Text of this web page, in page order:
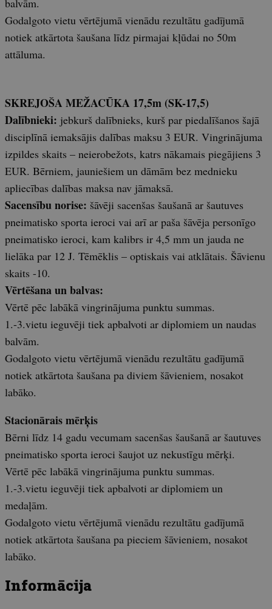
Godalgoto vietu vērtējumā vienādu rezultātu gadījumā
notiek atkārtota šaušana līdz pirmajai kļūdai no 50m
attāluma.
SKREJOŠA MEŽACŪKA 17,5m (SK-17,5)
Dalībnieki: jebkurš dalībnieks, kurš par piedalīšanos šajā
disciplīnā iemaksājis dalības maksu 3 EUR. Vingrinājuma
izpildes skaits – neierobežots, katrs nākamais piegājiens 3
EUR. Bērniem, jauniešiem un dāmām bez mednieku
apliecības dalības maksa nav jāmaksā.
Sacensību norise: šāvēji sacenšas šaušanā ar šautuves
pneimatisko sporta ieroci vai arī ar paša šāvēja personīgo
pneimatisko ieroci, kam kalibrs ir 4,5 mm un jauda ne
lielāka par 12 J. Tēmēklis – optiskais vai atklātais. Šāvienu
skaits -10.
Vērtēšana un balvas:
Vērtē pēc labākā vingrinājuma punktu summas.
1.-3.vietu ieguvēji tiek apbalvoti ar diplomiem un naudas
balvām.
Godalgoto vietu vērtējumā vienādu rezultātu gadījumā
notiek atkārtota šaušana pa diviem šāvieniem, nosakot
labāko.
Stacionārais mērķis
Bērni līdz 14 gadu vecumam sacenšas šaušanā ar šautuves
pneimatisko sporta ieroci šaujot uz nekustīgu mērķi.
Vērtē pēc labākā vingrinājuma punktu summas.
1.-3.vietu ieguvēji tiek apbalvoti ar diplomiem un
medaļām.
Godalgoto vietu vērtējumā vienādu rezultātu gadījumā
notiek atkārtota šaušana pa pieciem šāvieniem, nosakot
labāko.
Informācija